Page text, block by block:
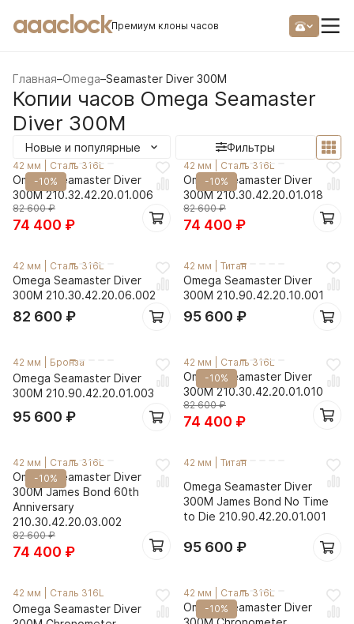
aaaclockПремиум клоны часов
Главная–Omega–Seamaster Diver 300M
Копии часов Omega Seamaster
Diver 300M
Новые и популярные Фильтры
-10%
42 мм Сталь 316L
Omega Seamaster Diver
300M 210.32.42.20.01.006
82 600₽
74 400 ₽
-10%
42 мм Сталь 316L
Omega Seamaster Diver
300M 210.30.42.20.01.018
82 600₽
74 400 ₽
42 мм Сталь 316L
Omega Seamaster Diver
300M 210.30.42.20.06.002
82 600 ₽
42 мм Титан
Omega Seamaster Diver
300M 210.90.42.20.10.001
95 600 ₽
42 мм Бронза
Omega Seamaster Diver
300M 210.90.42.20.01.003
95 600 ₽
-10%
42 мм Сталь 316L
Omega Seamaster Diver
300M 210.30.42.20.01.010
82 600₽
74 400 ₽
-10%
42 мм Сталь 316L
Omega Seamaster Diver
300M James Bond 60th
Anniversary
210.30.42.20.03.002
82 600₽
74 400 ₽
42 мм Титан
Omega Seamaster Diver
300M James Bond No Time
to Die 210.90.42.20.01.001
95 600 ₽
42 мм Сталь 316L
Omega Seamaster Diver
-10%
42 мм Сталь 316L
Omega Seamaster Diver